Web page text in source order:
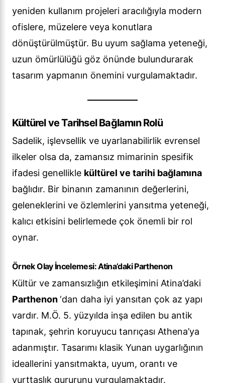
yeniden kullanım projeleri aracılığıyla modern
ofislere, müzelere veya konutlara
dönüştürülmüştür. Bu uyum sağlama yeteneği,
uzun ömürlülüğü göz önünde bulundurarak
tasarım yapmanın önemini vurgulamaktadır.
Kültürel ve Tarihsel Bağlamın Rolü
Sadelik, işlevsellik ve uyarlanabilirlik evrensel
ilkeler olsa da, zamansız mimarinin spesifik
ifadesi genellikle kültürel ve tarihi bağlamına
bağlıdır. Bir binanın zamanının değerlerini,
geleneklerini ve özlemlerini yansıtma yeteneği,
kalıcı etkisini belirlemede çok önemli bir rol
oynar.
Örnek Olay İncelemesi: Atina’daki Parthenon
Kültür ve zamansızlığın etkileşimini Atina’daki
Parthenon‘dan daha iyi yansıtan çok az yapı
vardır. M.Ö. 5. yüzyılda inşa edilen bu antik
tapınak, şehrin koruyucu tanrıçası Athena’ya
adanmıştır. Tasarımı klasik Yunan uygarlığının
ideallerini yansıtmakta, uyum, orantı ve
yurttaşlık gururunu vurgulamaktadır.